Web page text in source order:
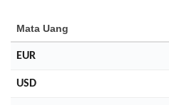
Mata Uang
EUR
USD